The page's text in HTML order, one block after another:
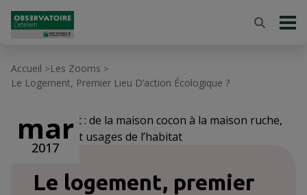
Accueil >Les Zooms >
Le Logement, Premier Lieu D’action Écologique ?
2 / 3L'habitat : de la maison cocon à la maison ruche,
symbolique et usages de l’habitat
Le logement, premier
mar
2017